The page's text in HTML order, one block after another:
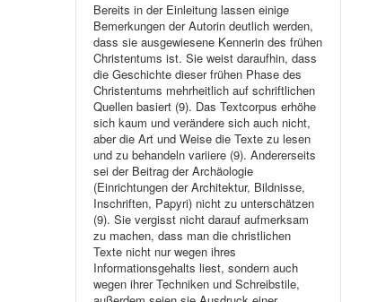
Bereits in der Einleitung lassen einige
Bemerkungen der Autorin deutlich werden,
dass sie ausgewiesene Kennerin des frühen
Christentums ist. Sie weist daraufhin, dass
die Geschichte dieser frühen Phase des
Christentums mehrheitlich auf schriftlichen
Quellen basiert (9). Das Textcorpus erhöhe
sich kaum und verändere sich auch nicht,
aber die Art und Weise die Texte zu lesen
und zu behandeln variiere (9). Andererseits
sei der Beitrag der Archäologie
(Einrichtungen der Architektur, Bildnisse,
Inschriften, Papyri) nicht zu unterschätzen
(9). Sie vergisst nicht darauf aufmerksam
zu machen, dass man die christlichen
Texte nicht nur wegen ihres
Informationsgehalts liest, sondern auch
wegen ihrer Techniken und Schreibstile,